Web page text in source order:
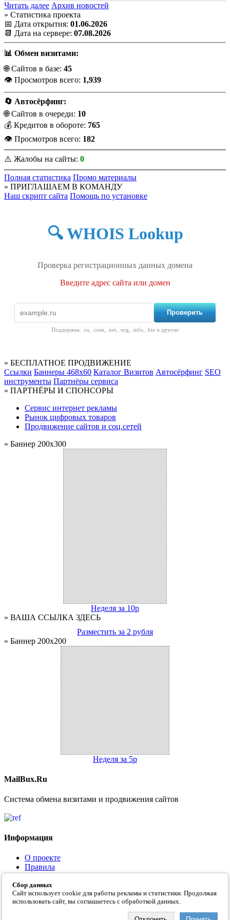
Читать далее Архив новостей
» Статистика проекта
📅 Дата открытия: 01.06.2026
📆 Дата на сервере: 07.08.2026
📊 Обмен визитами:
🌐 Сайтов в базе: 45
👁️ Просмотров всего: 1,939
🔄 Автосёрфинг:
🌐 Сайтов в очереди: 10
💰 Кредитов в обороте: 765
👁️ Просмотров всего: 182
⚠️ Жалобы на сайты: 0
Полная статистика Промо материалы
» ПРИГЛАШАЕМ В КОМАНДУ
Наш скрипт сайта Помощь по установке
🔍 WHOIS Lookup
Проверка регистрационных данных домена
Введите адрес сайта или домен
Проверить
Поддержка: .ru, .com, .net, .org, .info, .biz и другие
» БЕСПЛАТНОЕ ПРОДВИЖЕНИЕ
Ссылки Баннеры 468x60 Каталог Визитов Автосёрфинг SEO
инструменты Партнёры сервиса
» ПАРТНЁРЫ И СПОНСОРЫ
Cервис интернет рекламы
Рынок цифровых товаров
Продвижение сайтов и соц.сетей
» Баннер 200x300
Неделя за 10р
» ВАША ССЫЛКА ЗДЕСЬ
Разместить за 2 рубля
» Баннер 200x200
Неделя за 5р
MailBux.Ru
Система обмена визитами и продвижения сайтов
Информация
О проекте
Правила
Контакты
FAQ
Сбор данных
Сайт использует cookie для работы рекламы и статистики. Продолжая
использовать сайт, вы соглашаетесь с обработкой данных.